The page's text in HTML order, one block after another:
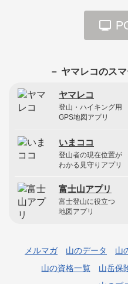
－ ヤマレコのス
ヤマレコ
登山・ハイキング用
GPS地図アプリ
いまココ
登山者の現在位置が
わかる見守りアプリ
富士山アプリ
富士登山に役立つ
地図アプリ
メルマガ 山のデータ 山
山の資格一覧
山岳保